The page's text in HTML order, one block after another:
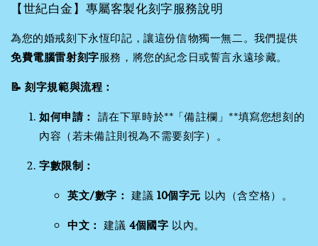
【世紀白金】專屬客製化刻字服務說明
為您的婚戒刻下永恆印記，讓這份信物獨一無二。我們提供
免費電腦雷射刻字服務，將您的紀念日或誓言永遠珍藏。
📝 刻字規範與流程：
如何申請： 請在下單時於**「備註欄」**填寫您想刻的
內容（若未備註則視為不需要刻字）。
字數限制：
英文/數字： 建議10個字元 以內（含空格）。
中文： 建議4個國字 以內。